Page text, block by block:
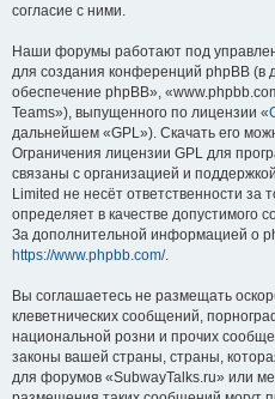
согласие с ними.
Наши форумы работают под
для создания конференций phpBB
обеспечение phpBB»,
Teams»), выпущенного по лицензии «
дальнейшем «GPL»). Скачать его
Ограничения лицензии GPL для
связаны с организацией и
Limited не несёт ответственности
определяет в качестве допустимого
За дополнительной информацией о
https://www.phpbb.com/.
Вы соглашаетесь не размещать
клеветнических сообщений,
национальной розни и прочих
законы вашей страны, страны,
для форумов «SubwayTalks.ru» или